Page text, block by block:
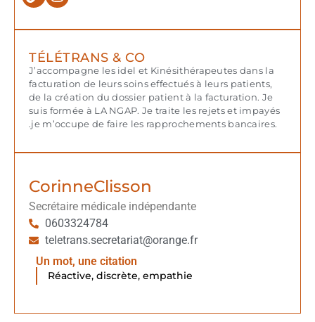
TÉLÉTRANS & CO
J’accompagne les idel et Kinésithérapeutes dans la
facturation de leurs soins effectués à leurs patients,
de la création du dossier patient à la facturation. Je
suis formée à LA NGAP. Je traite les rejets et impayés
.je m’occupe de faire les rapprochements bancaires.
CorinneClisson
Secrétaire médicale indépendante
0603324784
teletrans.secretariat@orange.fr
Un mot, une citation
Réactive, discrète, empathie